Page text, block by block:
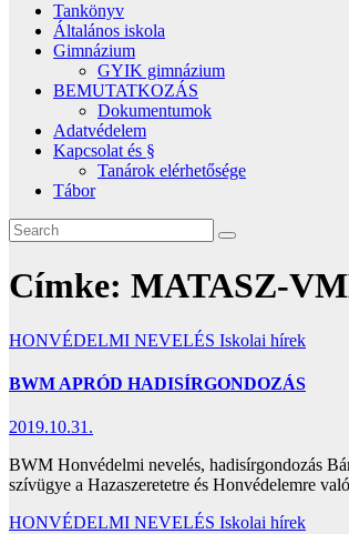
Tankönyv
Általános iskola
Gimnázium
GYIK gimnázium
BEMUTATKOZÁS
Dokumentumok
Adatvédelem
Kapcsolat és §
Tanárok elérhetősége
Tábor
Címke: MATASZ-
HONVÉDELMI NEVELÉS Iskolai hírek
BWM APRÓD HADISÍRGONDOZÁS
2019.10.31.
BWM Honvédelmi nevelés, hadisírgondozás
szívügye a Hazaszeretetre és Honvédelemre
HONVÉDELMI NEVELÉS Iskolai hírek